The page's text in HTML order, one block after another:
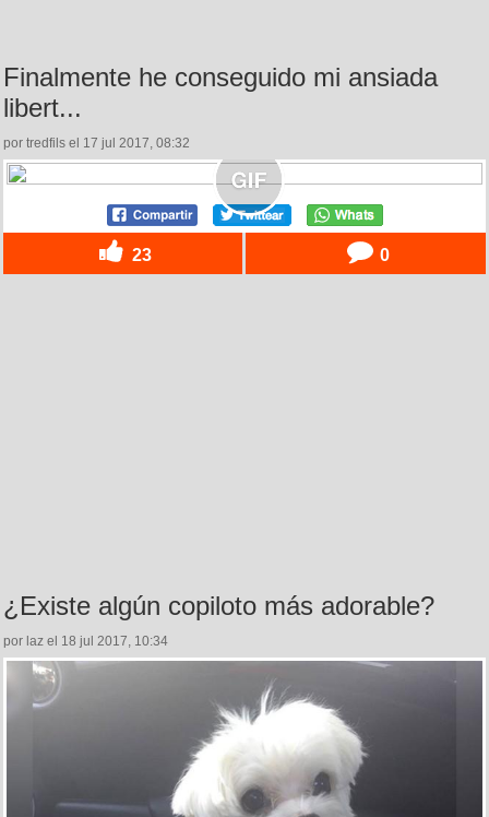
Finalmente he conseguido mi ansiada
libert...
por tredfils el 17 jul 2017, 08:32
23 0
¿Existe algún copiloto más adorable?
por laz el 18 jul 2017, 10:34